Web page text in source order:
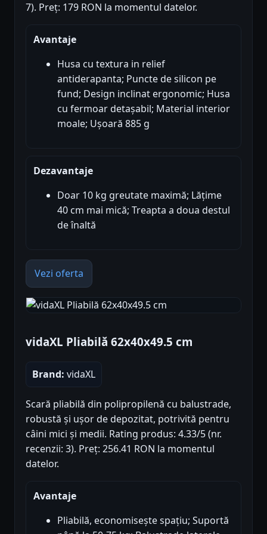
7). Preț: 179 RON la momentul datelor.
Avantaje
Husa cu textura in relief
antiderapanta; Puncte de silicon pe
fund; Design inclinat ergonomic; Husa
cu fermoar detașabil; Material interior
moale; Ușoară 885 g
Dezavantaje
Doar 10 kg greutate maximă; Lățime
40 cm mai mică; Treapta a doua destul
de înaltă
Vezi oferta
vidaXL Pliabilă 62x40x49.5 cm
Brand: vidaXL
Scară pliabilă din polipropilenă cu balustrade,
robustă și ușor de depozitat, potrivită pentru
câini mici și medii. Rating produs: 4.33/5 (nr.
recenzii: 3). Preț: 256.41 RON la momentul
datelor.
Avantaje
Pliabilă, economisește spațiu; Suportă